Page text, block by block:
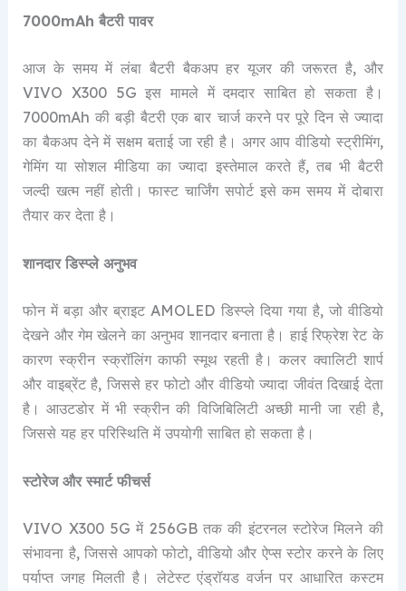
7000mAh बैटरी पावर
आज के समय में लंबा बैटरी बैकअप हर यूजर की जरूरत है, और
VIVO X300 5G इस मामले में दमदार साबित हो सकता है।
7000mAh की बड़ी बैटरी एक बार चार्ज करने पर पूरे दिन से ज्यादा
का बैकअप देने में सक्षम बताई जा रही है। अगर आप वीडियो स्ट्रीमिंग,
गेमिंग या सोशल मीडिया का ज्यादा इस्तेमाल करते हैं, तब भी बैटरी
जल्दी खत्म नहीं होती। फास्ट चार्जिंग सपोर्ट इसे कम समय में दोबारा
तैयार कर देता है।
शानदार डिस्प्ले अनुभव
फोन में बड़ा और ब्राइट AMOLED डिस्प्ले दिया गया है, जो वीडियो
देखने और गेम खेलने का अनुभव शानदार बनाता है। हाई रिफ्रेश रेट के
कारण स्क्रीन स्क्रॉलिंग काफी स्मूथ रहती है। कलर क्वालिटी शार्प
और वाइब्रेंट है, जिससे हर फोटो और वीडियो ज्यादा जीवंत दिखाई देता
है। आउटडोर में भी स्क्रीन की विजिबिलिटी अच्छी मानी जा रही है,
जिससे यह हर परिस्थिति में उपयोगी साबित हो सकता है।
स्टोरेज और स्मार्ट फीचर्स
VIVO X300 5G में 256GB तक की इंटरनल स्टोरेज मिलने की
संभावना है, जिससे आपको फोटो, वीडियो और ऐप्स स्टोर करने के लिए
पर्याप्त जगह मिलती है। लेटेस्ट एंड्रॉयड वर्जन पर आधारित कस्टम